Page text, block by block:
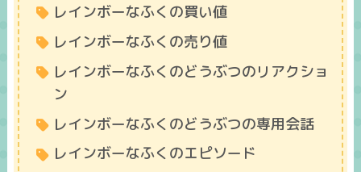
レインボーなふくの買い値
レインボーなふくの売り値
レインボーなふくのどうぶつのリアクショ
ン
レインボーなふくのどうぶつの専用会話
レインボーなふくのエピソード